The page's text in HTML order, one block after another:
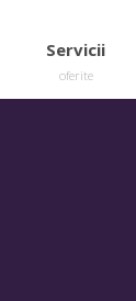
Servicii
oferite